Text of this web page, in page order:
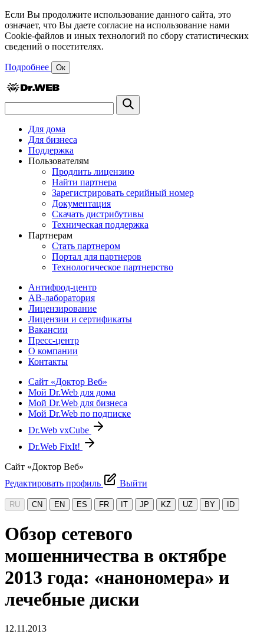
Если Вы продолжите использование данного сайта, это
означает, что Вы даете согласие на использование нами
Cookie-файлов и иных технологий по сбору статистических
сведений о посетителях.
Подробнее Ок
Для дома
Для бизнеса
Поддержка
Пользователям
Продлить лицензию
Найти партнера
Зарегистрировать серийный номер
Документация
Скачать дистрибутивы
Техническая поддержка
Партнерам
Стать партнером
Портал для партнеров
Технологическое партнерство
Антифрод-центр
АВ-лаборатория
Лицензирование
Лицензии и сертификаты
Вакансии
Пресс-центр
О компании
Контакты
Сайт «Доктор Веб»
Мой Dr.Web для дома
Мой Dr.Web для бизнеса
Мой Dr.Web по подписке
Dr.Web vxCube
Dr.Web FixIt!
Сайт «Доктор Веб»
Редактировать профиль
Выйти
RU CN EN ES FR IT JP KZ UZ BY ID
Обзор сетевого
мошенничества в октябре
2013 года: «нанономера» и
лечебные диски
12.11.2013